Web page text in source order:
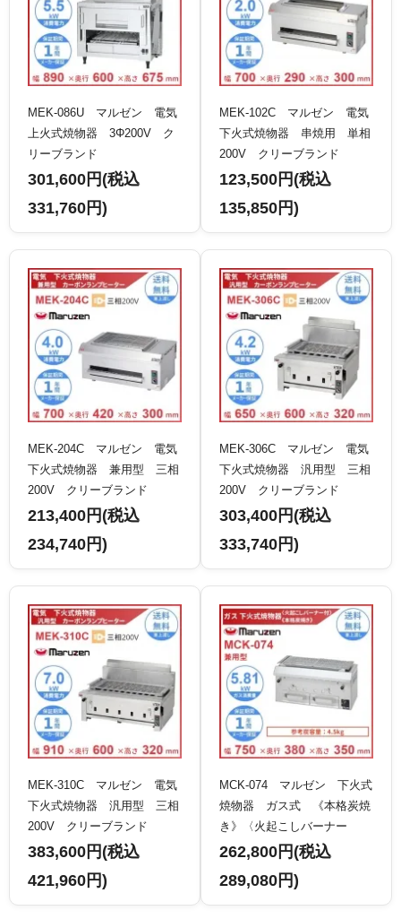
MEK-086U マルゼン 電気
上火式焼物器 3Φ200V ク
リーブランド
301,600円(税込
331,760円)
MEK-102C マルゼン 電気
下火式焼物器 串焼用 単相
200V クリーブランド
123,500円(税込
135,850円)
MEK-204C マルゼン 電気
下火式焼物器 兼用型 三相
200V クリーブランド
213,400円(税込
234,740円)
MEK-306C マルゼン 電気
下火式焼物器 汎用型 三相
200V クリーブランド
303,400円(税込
333,740円)
MEK-310C マルゼン 電気
下火式焼物器 汎用型 三相
200V クリーブランド
383,600円(税込
421,960円)
MCK-074 マルゼン 下火式
焼物器 ガス式 《本格炭焼
き》〈火起こしバーナー
付〉 兼用型 クリーブラン
262,800円(税込
289,080円)